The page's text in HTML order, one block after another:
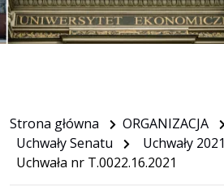
Strona główna ORGANIZACJA
Uchwały Senatu
Uchwały 2021
Uchwała nr T.0022.16.2021